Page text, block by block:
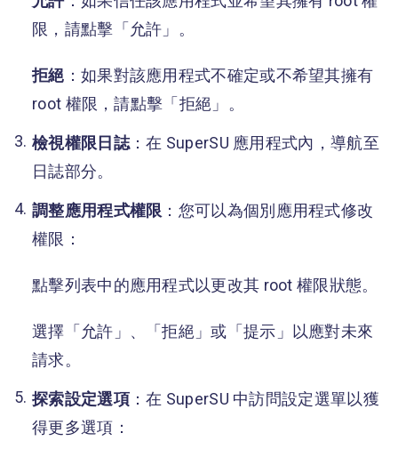
限，請點擊「允許」。
拒絕 ：如果對該應用程式不確定或不希望其擁有
root 權限，請點擊「拒絕」。
檢視權限日誌：在 SuperSU 應用程式內，導航至
日誌部分。
調整應用程式權限 ：您可以為個別應用程式修改
權限：
點擊列表中的應用程式以更改其 root 權限狀態。
選擇「允許」、「拒絕」或「提示」以應對未來
請求。
探索設定選項：在 SuperSU 中訪問設定選單以獲
得更多選項：